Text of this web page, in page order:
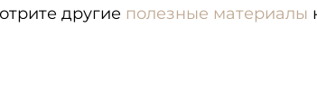
другие полезные материалы